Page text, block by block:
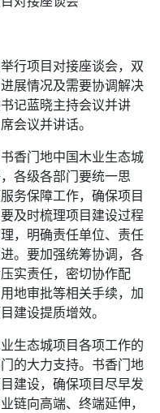
行项目对接座谈会，双
展情况及需要协调解决
记蓝晓主持会议并讲
会议并讲话。
香门地中国木业生态城
各级各部门要统一思
务保障工作，确保项目
及时梳理项目建设过程
，明确责任单位、责任
。要加强统筹协调，各
实责任，密切协作配
地审批等相关手续，加
建设提质增效。
生态城项目各项工作的
的大力支持。书香门地
建设，确保项目尽早发
链向高端、终端延伸，